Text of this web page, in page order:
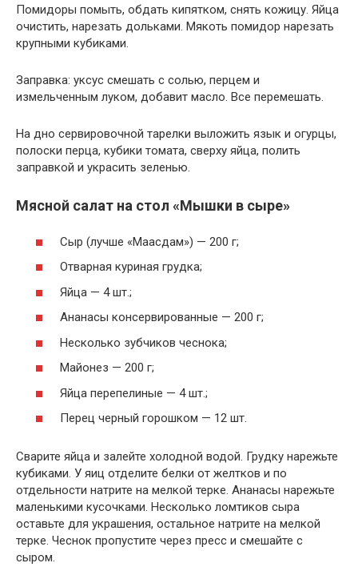
Помидоры помыть, обдать кипятком, снять кожицу. Яйца
очистить, нарезать дольками. Мякоть помидор нарезать
крупными кубиками.
Заправка: уксус смешать с солью, перцем и
измельченным луком, добавит масло. Все перемешать.
На дно сервировочной тарелки выложить язык и огурцы,
полоски перца, кубики томата, сверху яйца, полить
заправкой и украсить зеленью.
Мясной салат на стол «Мышки в сыре»
Сыр (лучше «Маасдам») — 200 г;
Отварная куриная грудка;
Яйца — 4 шт.;
Ананасы консервированные — 200 г;
Несколько зубчиков чеснока;
Майонез — 200 г;
Яйца перепелиные — 4 шт.;
Перец черный горошком — 12 шт.
Сварите яйца и залейте холодной водой. Грудку нарежьте
кубиками. У яиц отделите белки от желтков и по
отдельности натрите на мелкой терке. Ананасы нарежьте
маленькими кусочками. Несколько ломтиков сыра
оставьте для украшения, остальное натрите на мелкой
терке. Чеснок пропустите через пресс и смешайте с
сыром.